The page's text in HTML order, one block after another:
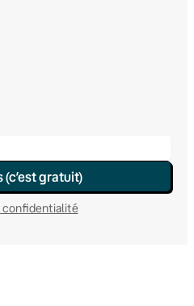
(c’est gratuit)
confidentialité